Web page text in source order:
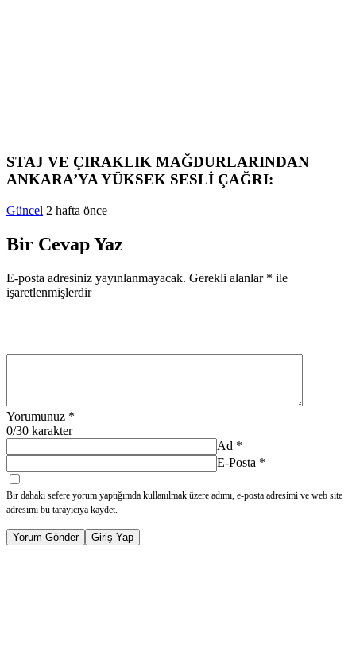
STAJ VE ÇIRAKLIK MAĞDURLARINDAN
ANKARA’YA YÜKSEK SESLİ ÇAĞRI:
Güncel 2 hafta önce
Bir Cevap Yaz
E-posta adresiniz yayınlanmayacak. Gerekli alanlar * ile
işaretlenmişlerdir
Yorumunuz *
0/30 karakter
Ad *
E-Posta *
Bir dahaki sefere yorum yaptığımda kullanılmak üzere adımı, e-posta adresimi ve web site
adresimi bu tarayıcıya kaydet.
Yorum Gönder Giriş Yap